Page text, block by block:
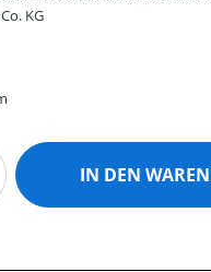
KG
Gib den
IN DEN